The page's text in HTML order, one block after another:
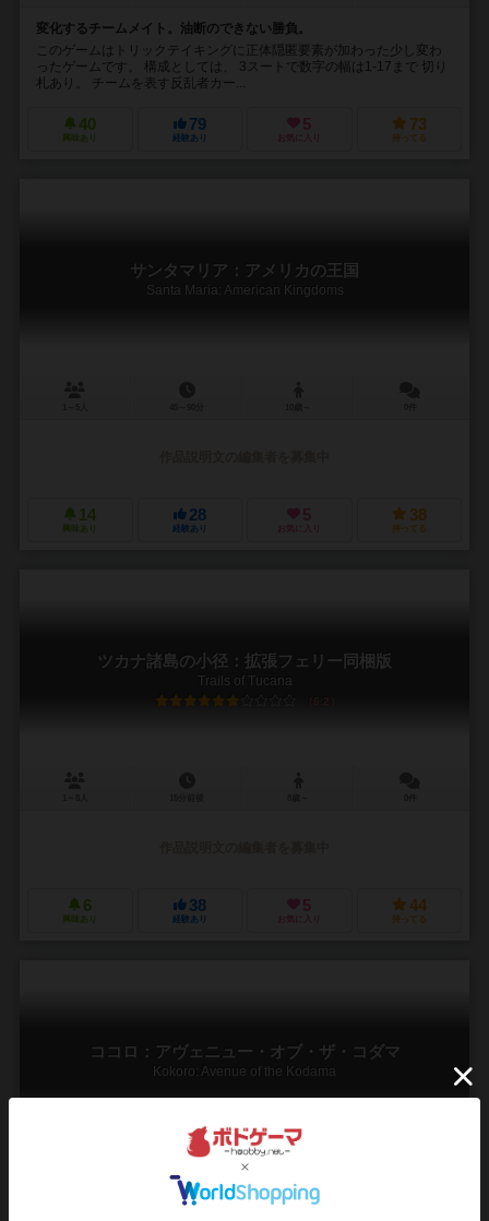
変化するチームメイト。油断のできない勝負。
このゲームはトリックテイキングに正体隠匿要素が加わった少し変わ
ったゲームです。 構成としては、 3スートで数字の幅は1-17まで 切り
札あり。 チームを表す反乱者カー...
40
興味あり
79
経験あり
5
お気に入り
73
持ってる
サンタマリア：アメリカの王国
Santa Maria: American Kingdoms
14
興味あり
28
経験あり
5
お気に入り
38
持ってる
ツカナ諸島の小径：拡張フェリー同梱版
Trails of Tucana
6.2
6
興味あり
38
経験あり
5
お気に入り
44
持ってる
ココロ：アヴェニュー・オブ・ザ・コダマ
Kokoro: Avenue of the Kodama
30分前後 14歳～